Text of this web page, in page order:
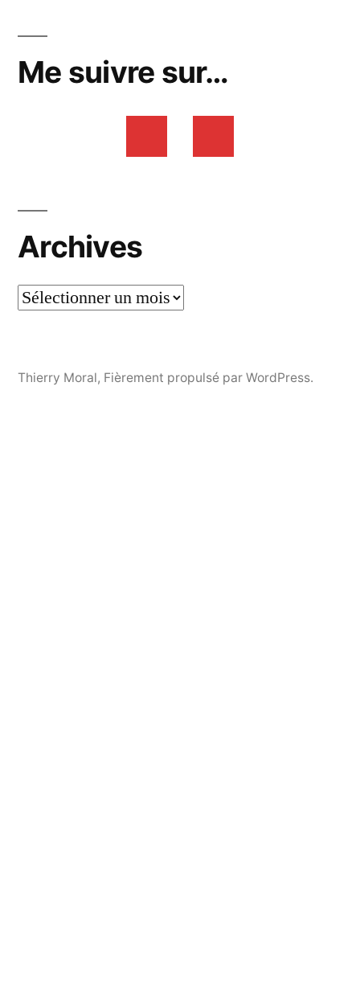
Me suivre sur…
Archives
Thierry Moral, Fièrement propulsé par WordPress.